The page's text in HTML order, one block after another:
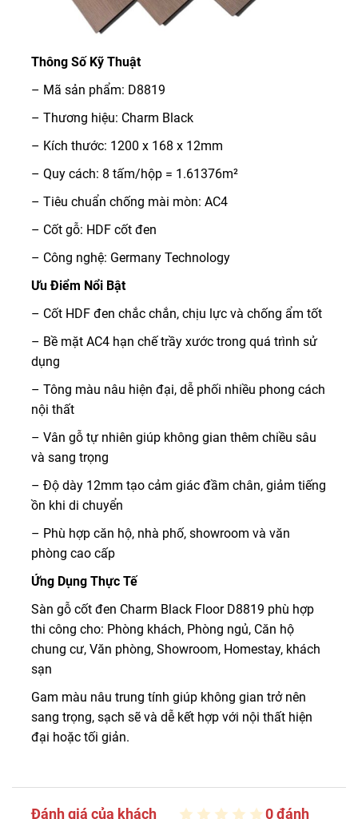
Thông Số Kỹ Thuật
– Mã sản phẩm: D8819
– Thương hiệu: Charm Black
– Kích thước: 1200 x 168 x 12mm
– Quy cách: 8 tấm/hộp = 1.61376m²
– Tiêu chuẩn chống mài mòn: AC4
– Cốt gỗ: HDF cốt đen
– Công nghệ: Germany Technology
Ưu Điểm Nổi Bật
– Cốt HDF đen chắc chắn, chịu lực và chống ẩm tốt
– Bề mặt AC4 hạn chế trầy xước trong quá trình sử
dụng
– Tông màu nâu hiện đại, dễ phối nhiều phong cách
nội thất
– Vân gỗ tự nhiên giúp không gian thêm chiều sâu
và sang trọng
– Độ dày 12mm tạo cảm giác đầm chân, giảm tiếng
ồn khi di chuyển
– Phù hợp căn hộ, nhà phố, showroom và văn
phòng cao cấp
Ứng Dụng Thực Tế
Sàn gỗ cốt đen Charm Black Floor D8819 phù hợp
thi công cho: Phòng khách, Phòng ngủ, Căn hộ
chung cư, Văn phòng, Showroom, Homestay, khách
sạn
Gam màu nâu trung tính giúp không gian trở nên
sang trọng, sạch sẽ và dễ kết hợp với nội thất hiện
đại hoặc tối giản.
Đánh giá của khách 0 đánh